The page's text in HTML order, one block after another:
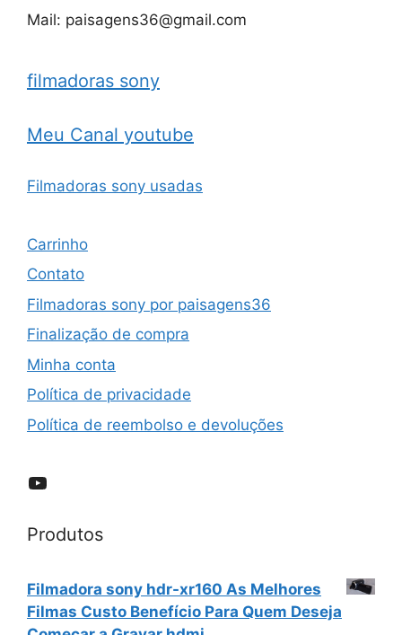
Mail: paisagens36@gmail.com
filmadoras sony
Meu Canal youtube
Filmadoras sony usadas
Carrinho
Contato
Filmadoras sony por paisagens36
Finalização de compra
Minha conta
Política de privacidade
Política de reembolso e devoluções
YouTube
Produtos
Filmadora sony hdr-xr160 As Melhores
Filmas Custo Benefício Para Quem Deseja